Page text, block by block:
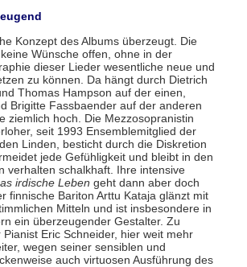
Konzept des Albums überzeugt. Die
Wünsche offen, ohne in der
dieser Lieder wesentliche neue und
zu können. Da hängt durch Dietrich
Thomas Hampson auf der einen,
Brigitte Fassbaender auf der anderen
ziemlich hoch. Die Mezzosopranistin
seit 1993 Ensemblemitglied der
Linden, besticht durch die Diskretion
jede Gefühligkeit und bleibt in den
verhalten schalkhaft. Ihre intensive
irdische Leben geht dann aber doch
finnische Bariton Arttu Kataja glänzt mit
Mitteln und ist insbesondere in
ein überzeugender Gestalter. Zu
Eric Schneider, hier weit mehr
wegen seiner sensiblen und
auch virtuosen Ausführung des